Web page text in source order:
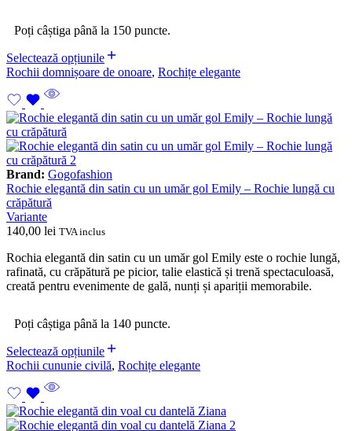
Poți câștiga până la 150 puncte.
Selectează opțiunile
Rochii domnișoare de onoare, Rochițe elegante
Brand: Gogofashion
Rochie elegantă din satin cu un umăr gol Emily – Rochie lungă cu
crăpătură
Variante
140,00 lei TVA inclus
Rochia elegantă din satin cu un umăr gol Emily este o rochie lungă,
rafinată, cu crăpătură pe picior, talie elastică și trenă spectaculoasă,
creată pentru evenimente de gală, nunți și apariții memorabile.
Poți câștiga până la 140 puncte.
Selectează opțiunile
Rochii cununie civilă, Rochițe elegante